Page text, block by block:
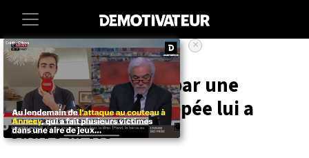
Accueil Societe
Ce message caché par une
adolescente kidnappée lui a
sauvé la vie
×